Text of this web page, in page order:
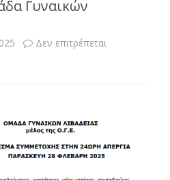
Γυναικών
Δεν επιτρέπεται